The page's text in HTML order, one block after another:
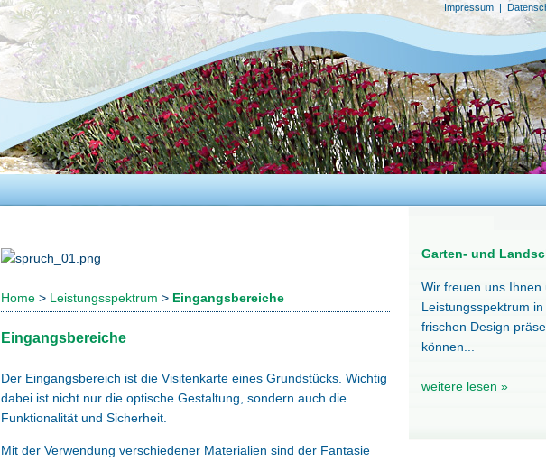
Impressum|
Garten- und
Wir freuen uns Ihnen
Leistungsspektrum in
frischen Design
können...
weitere lesen »
Home > Leistungsspektrum > Eingangsbereiche
Eingangsbereiche
Der Eingangsbereich ist die Visitenkarte eines Grundstücks. Wichtig
dabei ist nicht nur die optische Gestaltung, sondern auch die
Funktionalität und Sicherheit.
Mit der Verwendung verschiedener Materialien sind der Fantasie